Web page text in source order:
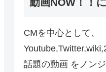
CMを中心として、
話題の動画 をノン